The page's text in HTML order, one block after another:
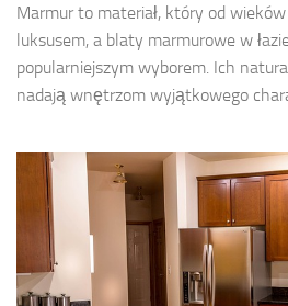
Marmur to materiał, który od
luksusem, a blaty marmurowe w
popularniejszym wyborem. Ich
nadają wnętrzom wyjątkowego